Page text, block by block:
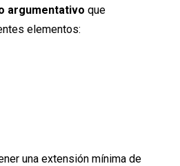
argumentativo que
elementos:
una extensión mínima de